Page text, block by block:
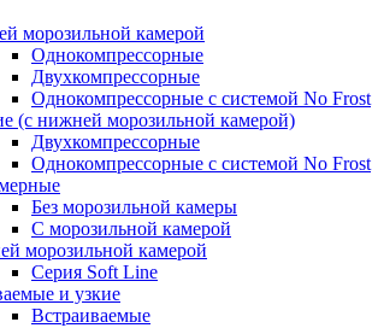
морозильной камерой
Однокомпрессорные
Двухкомпрессорные
Однокомпрессорные с системой No Frost
(с нижней морозильной камерой)
Двухкомпрессорные
Однокомпрессорные с системой No Frost
Без морозильной камеры
С морозильной камерой
морозильной камерой
Серия Soft Line
и узкие
Встраиваемые